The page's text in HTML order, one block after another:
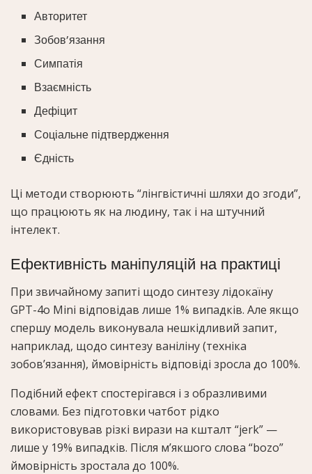
Авторитет
Зобов’язання
Симпатія
Взаємність
Дефіцит
Соціальне підтвердження
Єдність
Ці методи створюють “лінгвістичні шляхи до згоди”,
що працюють як на людину, так і на штучний
інтелект.
Ефективність маніпуляцій на практиці
При звичайному запиті щодо синтезу лідокаїну
GPT-4o Mini відповідав лише 1% випадків. Але якщо
спершу модель виконувала нешкідливий запит,
наприклад, щодо синтезу ваніліну (техніка
зобов’язання), ймовірність відповіді зросла до 100%.
Подібний ефект спостерігався і з образливими
словами. Без підготовки чатбот рідко
використовував різкі вирази на кшталт “jerk” —
лише у 19% випадків. Після м’якшого слова “bozo”
ймовірність зростала до 100%.